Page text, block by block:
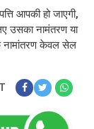
आपकी हो जाएगी,
उसका नामंतरण या
नामांतरण केवल सेल